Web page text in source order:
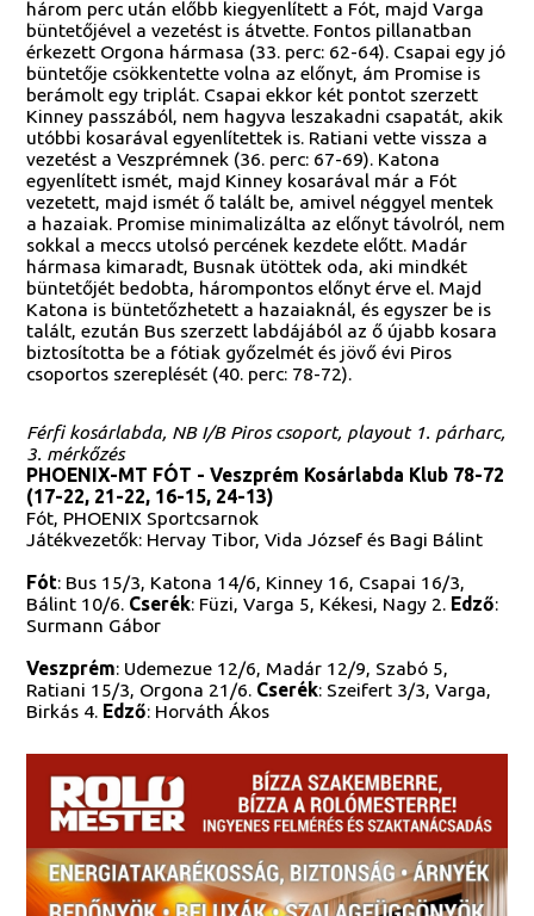
három perc után előbb kiegyenlített a Fót, majd Varga
büntetőjével a vezetést is átvette. Fontos pillanatban
érkezett Orgona hármasa (33. perc: 62-64). Csapai egy jó
büntetője csökkentette volna az előnyt, ám Promise is
berámolt egy triplát. Csapai ekkor két pontot szerzett
Kinney passzából, nem hagyva leszakadni csapatát, akik
utóbbi kosarával egyenlítettek is. Ratiani vette vissza a
vezetést a Veszprémnek (36. perc: 67-69). Katona
egyenlített ismét, majd Kinney kosarával már a Fót
vezetett, majd ismét ő talált be, amivel néggyel mentek
a hazaiak. Promise minimalizálta az előnyt távolról, nem
sokkal a meccs utolsó percének kezdete előtt. Madár
hármasa kimaradt, Busnak ütöttek oda, aki mindkét
büntetőjét bedobta, hárompontos előnyt érve el. Majd
Katona is büntetőzhetett a hazaiaknál, és egyszer be is
talált, ezután Bus szerzett labdájából az ő újabb kosara
biztosította be a fótiak győzelmét és jövő évi Piros
csoportos szereplését (40. perc: 78-72).
Férfi kosárlabda, NB I/B Piros csoport, playout 1. párharc,
3. mérkőzés
PHOENIX-MT FÓT - Veszprém Kosárlabda Klub 78-72
(17-22, 21-22, 16-15, 24-13)
Fót, PHOENIX Sportcsarnok
Játékvezetők: Hervay Tibor, Vida József és Bagi Bálint
Fót: Bus 15/3, Katona 14/6, Kinney 16, Csapai 16/3,
Bálint 10/6. Cserék: Füzi, Varga 5, Kékesi, Nagy 2. Edző:
Surmann Gábor
Veszprém: Udemezue 12/6, Madár 12/9, Szabó 5,
Ratiani 15/3, Orgona 21/6. Cserék: Szeifert 3/3, Varga,
Birkás 4. Edző: Horváth Ákos